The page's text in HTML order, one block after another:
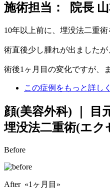
施術担当： 院長
10年以上前に、埋没法二重
術直後少し腫れが出ました
術後1ヶ月目の変化ですが、
この症例をもっと詳し
顔(美容外科) ｜ 目
埋没法二重術(エク
Before
After «1ヶ月目»